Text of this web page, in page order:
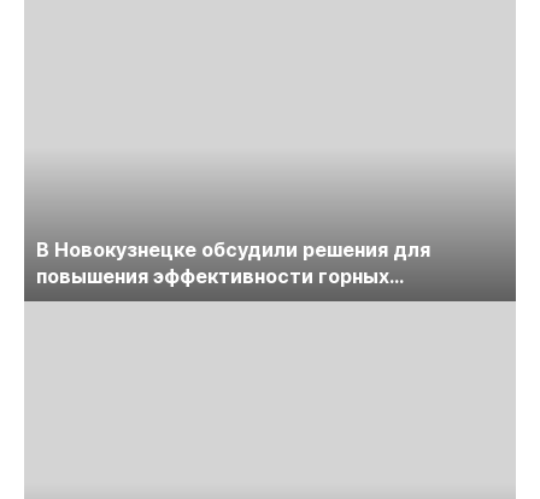
В Новокузнецке обсудили решения для
повышения эффективности горных
предприятий